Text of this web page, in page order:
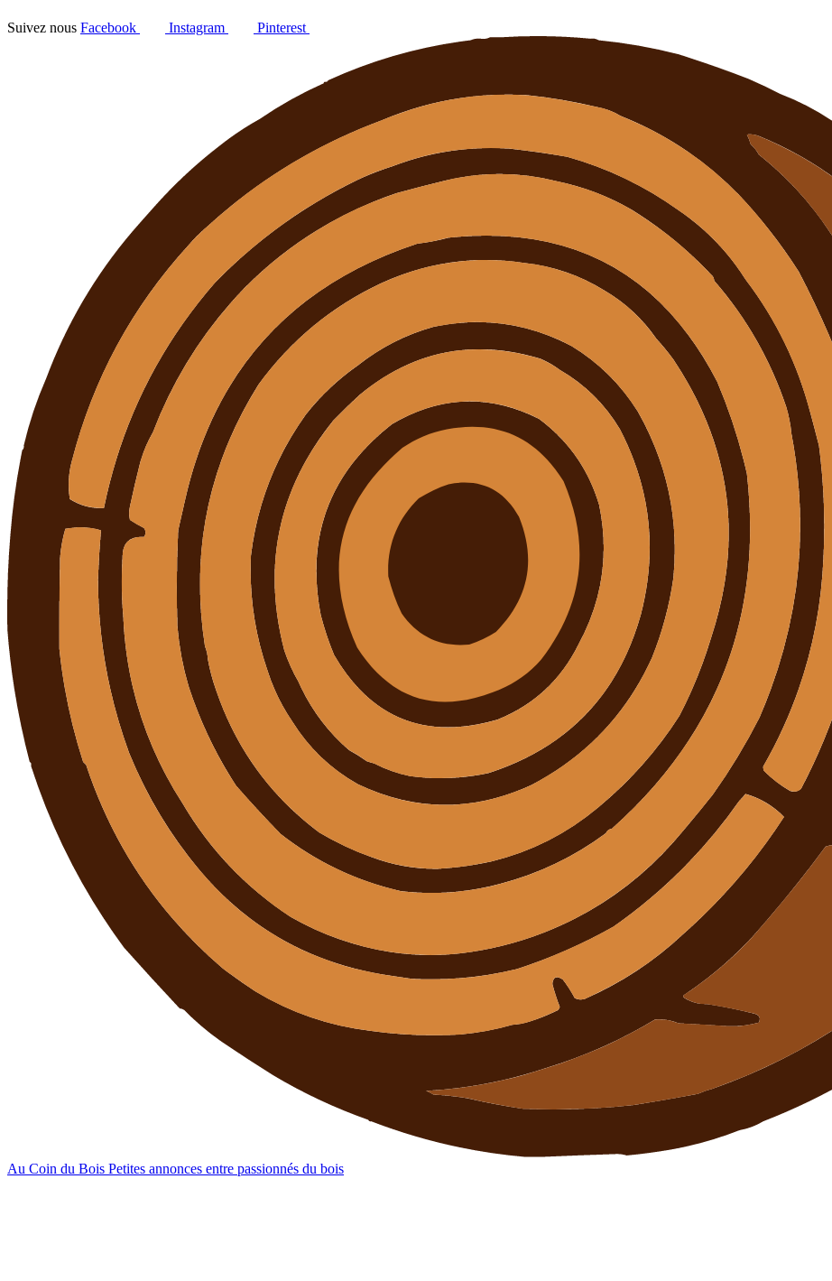
Suivez nous Facebook Instagram Pinterest
Au Coin du Bois Petites annonces entre passionnés du bois